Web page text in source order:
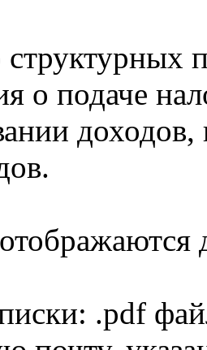
структурных
о подаче
доходов,
.pdf